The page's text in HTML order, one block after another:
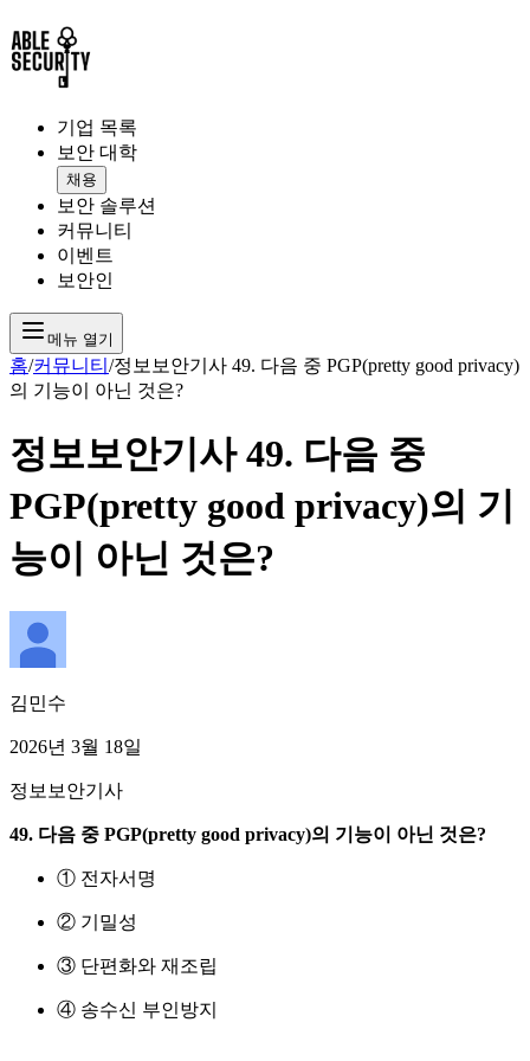
기업 목록
보안 대학
채용
보안 솔루션
커뮤니티
이벤트
보안인
메뉴 열기
홈/커뮤니티 /정보보안기사 49. 다음 중 PGP(pretty good privacy)
의 기능이 아닌 것은?
정보보안기사 49. 다음 중
PGP(pretty good privacy)의 기
능이 아닌 것은?
김민수
2026년 3월 18일
정보보안기사
49. 다음 중 PGP(pretty good privacy)의 기능이 아닌 것은?
① 전자서명
② 기밀성
③ 단편화와 재조립
④ 송수신 부인방지